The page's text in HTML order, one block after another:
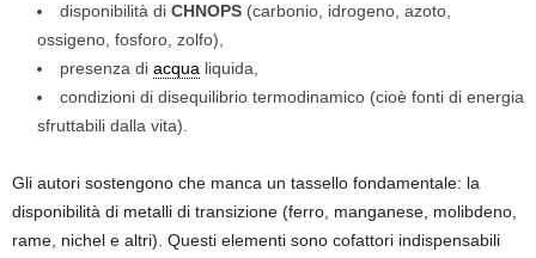
disponibilità di CHNOPS (carbonio, idrogeno, azoto,
ossigeno, fosforo, zolfo),
presenza di acqua liquida,
condizioni di disequilibrio termodinamico (cioè fonti di energia
sfruttabili dalla vita).
Gli autori sostengono che manca un tassello fondamentale: la
disponibilità di metalli di transizione (ferro, manganese, molibdeno,
rame, nichel e altri). Questi elementi sono cofattori indispensabili